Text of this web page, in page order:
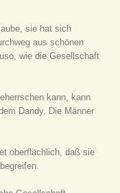
sie hat sich
aus schönen
wie die Gesellschaft
kann, kann
Dandy. Die Männer
oberflächlich, daß sie